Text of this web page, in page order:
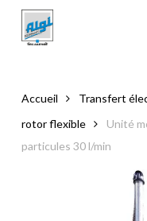
main
Accueil Transfert
rotor flexible
Unité
particules 30 l/min